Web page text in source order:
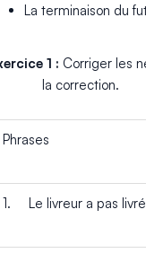
La terminaison du
1 : Corriger les
correction.
Phrases
1. Le livreur a pas